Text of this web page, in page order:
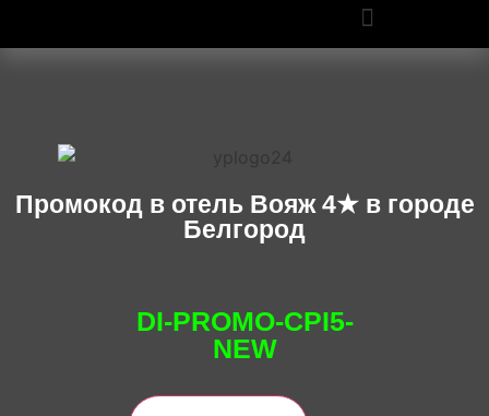
Промокод в отель Вояж 4★ в городе
Белгород
DI-PROMO-CPI5-
NEW